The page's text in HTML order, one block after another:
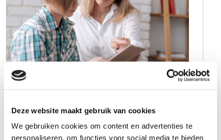
Deze website maakt gebruik van cookies
We gebruiken cookies om content en advertenties te
personaliseren, om functies voor social media te bieden
Campagnes werken pas écht goed als ze
doelgroep. Daarom ontwikkelen onze